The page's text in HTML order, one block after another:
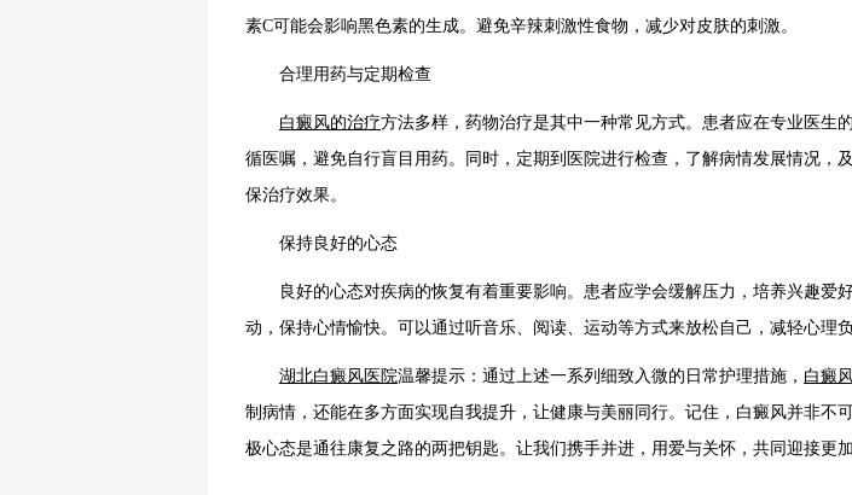
素C可能会影响黑色素的生成。避免辛辣刺激性食物，减少对皮肤的刺激。
合理用药与定期检查
白癜风的治疗方法多样，药物治疗是其中一种常见方式。患者应在专业医生
循医嘱，避免自行盲目用药。同时，定期到医院进行检查，了解病情发展情况，
保治疗效果。
保持良好的心态
良好的心态对疾病的恢复有着重要影响。患者应学会缓解压力，培养兴趣爱
动，保持心情愉快。可以通过听音乐、阅读、运动等方式来放松自己，减轻心理负
湖北白癜风医院温馨提示：通过上述一系列细致入微的日常护理措施， 白癜
制病情，还能在多方面实现自我提升，让健康与美丽同行。记住，白癜风并非不
极心态是通往康复之路的两把钥匙。让我们携手并进，用爱与关怀，共同迎接更加